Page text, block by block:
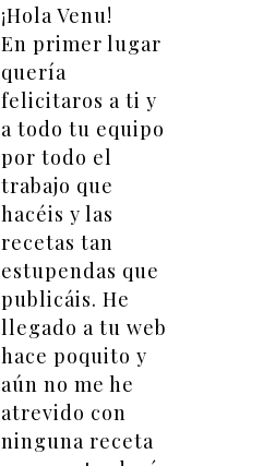
¡Hola Venu!
En primer lugar
quería
felicitaros a ti y
a todo tu equipo
por todo el
trabajo que
hacéis y las
recetas tan
estupendas que
publicáis. He
llegado a tu web
hace poquito y
aún no me he
atrevido con
ninguna receta